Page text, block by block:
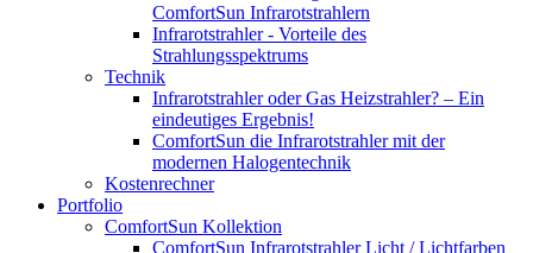
ComfortSun Infrarotstrahlern
Infrarotstrahler - Vorteile des
Strahlungsspektrums
Technik
Infrarotstrahler oder Gas Heizstrahler? – Ein
eindeutiges Ergebnis!
ComfortSun die Infrarotstrahler mit der
modernen Halogentechnik
Kostenrechner
Portfolio
ComfortSun Kollektion
ComfortSun Infrarotstrahler Licht / Lichtfarben